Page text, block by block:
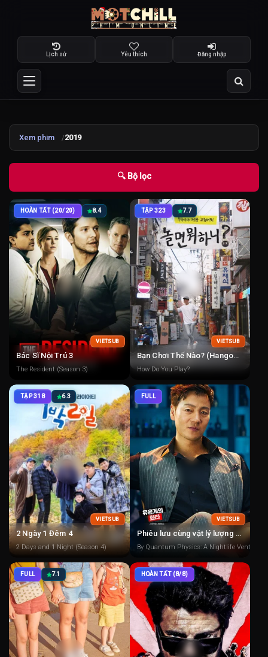
Lịch sử Yêu thích Đăng nhập
Xem phim 2019
🔍 Bộ lọc
HOÀN TẤT (20/20) 8.4
VIETSUB
Bác Sĩ Nội Trú 3
The Resident (Season 3)
TẬP 323 7.7
VIETSUB
Bạn Chơi Thế Nào? (Hangout With Yoo)
How Do You Play?
TẬP 318 6.3
VIETSUB
2 Ngày 1 Đêm 4
2 Days and 1 Night (Season 4)
FULL
VIETSUB
Phiêu lưu cùng vật lý lượng tử
By Quantum Physics: A Nightlife Venture
FULL 7.1 HOÀN TẤT (8/8)